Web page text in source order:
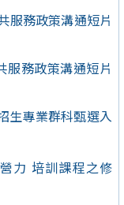
服務政策溝通短片
服務政策溝通短片
生專業群科甄選入
力 培訓課程之修